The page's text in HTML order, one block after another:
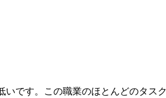
です。この職業のほとんどのタ